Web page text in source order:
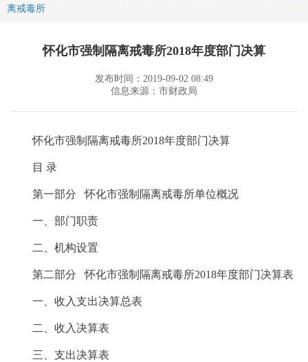
离戒毒所
怀化市强制隔离戒毒所2018年度部门决算
发布时间：2019-09-02 08:49
信息来源：市财政局
怀化市强制隔离戒毒所2018年度部门决算
目 录
第一部分 怀化市强制隔离戒毒所单位概况
一、部门职责
二、机构设置
第二部分 怀化市强制隔离戒毒所2018年度部门决算表
一、收入支出决算总表
二、收入决算表
三、支出决算表